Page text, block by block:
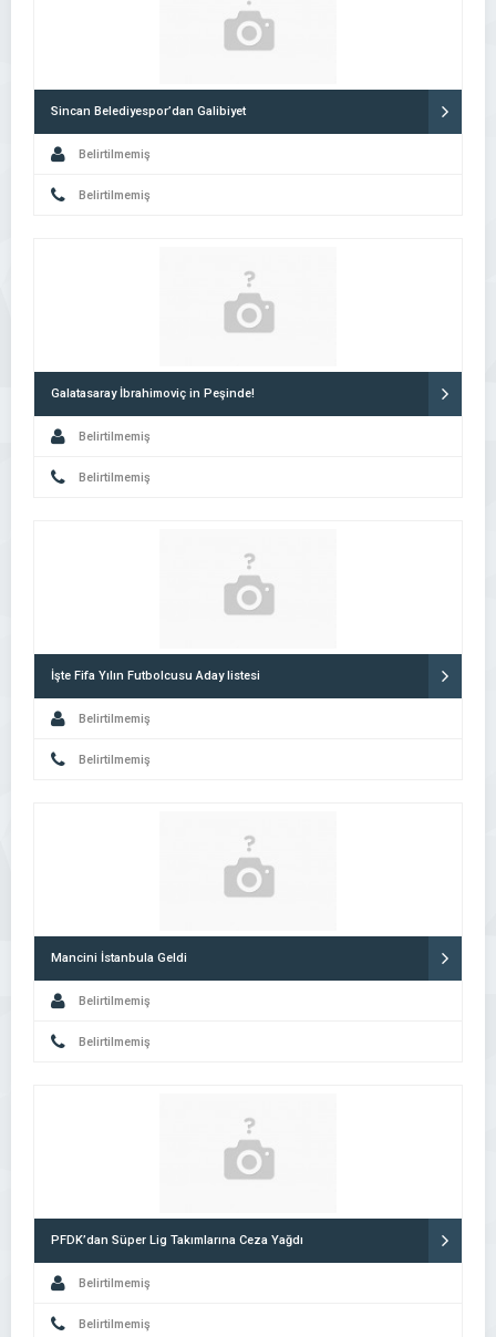
Sincan Belediyespor’dan Galibiyet
Belirtilmemiş
Belirtilmemiş
Galatasaray İbrahimoviç in Peşinde!
Belirtilmemiş
Belirtilmemiş
İşte Fifa Yılın Futbolcusu Aday listesi
Belirtilmemiş
Belirtilmemiş
Mancini İstanbula Geldi
Belirtilmemiş
Belirtilmemiş
PFDK’dan Süper Lig Takımlarına Ceza Yağdı
Belirtilmemiş
Belirtilmemiş